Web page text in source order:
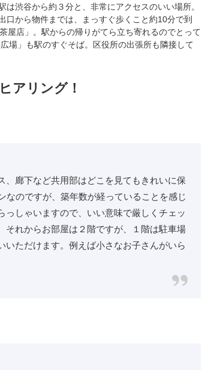
渋谷から約３分と、非常にアクセスのいい場所。
から物件までは、まっすぐ歩くこと約10分で到
屋店」。駅からの帰りがてら立ち寄れるのでとって
場」も駅のすぐそば。区役所の出張所も隣接して
アリング！
廊下など共用部はどこを見てもきれいに保
なのですが、築年数が経っていることを感じ
っしゃいますので、いい意味で厳しくチェッ
それからお部屋は２階ですが、１階は駐車場
ただけます。例えば小さなお子さんがいら